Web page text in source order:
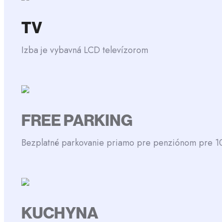
TV
Izba je vybavná LCD televízorom
FREE PARKING
Bezplatné parkovanie priamo pre penziónom pre
KUCHYNA